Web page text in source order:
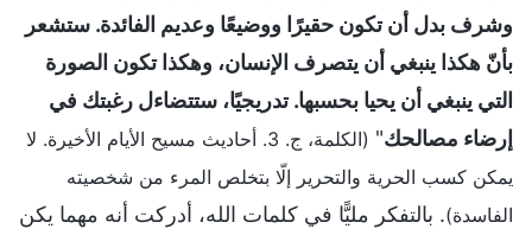
وشرف بدل أن تكون حقيرًا ووضيعًا وعديم الفائدة. ستشعر
بأنّ هكذا ينبغي أن يتصرف الإنسان، وهكذا تكون الصورة
التي ينبغي أن يحيا بحسبها. تدريجيًا، ستتضاءل رغبتك في
إرضاء مصالحك"
(الكلمة، ج. 3. أحاديث مسيح الأيام الأخيرة. لا
يمكن كسب الحرية والتحرير إلّا بتخلص المرء من شخصيته
الفاسدة). بالتفكر مليًّا في كلمات الله، أدركت أنه مهما يكن